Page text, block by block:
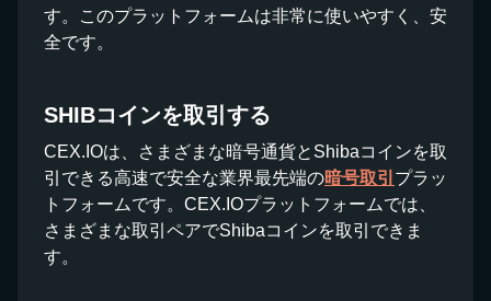
す。このプラットフォームは非常に使いやすく、安
全です。
SHIBコインを取引する
CEX.IOは、さまざまな暗号通貨とShibaコインを取
引できる高速で安全な業界最先端の暗号取引 プラッ
トフォームです。CEX.IOプラットフォームでは、
さまざまな取引ペアでShibaコインを取引できま
す。